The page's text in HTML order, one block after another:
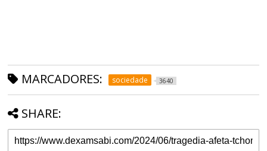
MARCADORES: sociedade 3640
SHARE: